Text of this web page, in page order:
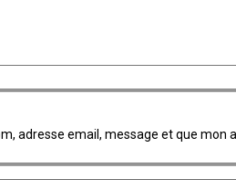
adresse email, message et que